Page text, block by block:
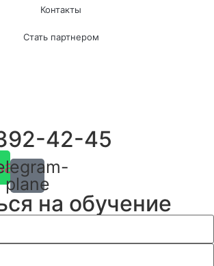
Контакты
Стать партнером
42-45
plane
на обучение